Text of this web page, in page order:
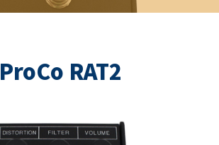
ProCo RAT2